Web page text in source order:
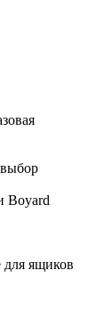
Boyard
ящиков